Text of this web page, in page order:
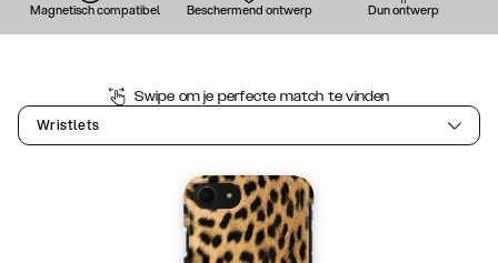
Magnetisch compatibel Beschermend ontwerp Dun ontwerp
Swipe om je perfecte match te vinden
Wristlets